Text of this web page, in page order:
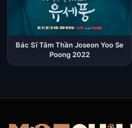
Bác Sĩ Tâm Thần Joseon Yoo Se
Poong 2022